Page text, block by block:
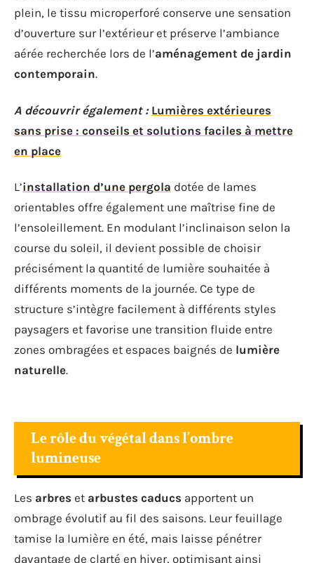
plein, le tissu microperforé conserve une sensation
d’ouverture sur l’extérieur et préserve l’ambiance
aérée recherchée lors de l’aménagement de jardin
contemporain.
A découvrir également : Lumières extérieures
sans prise : conseils et solutions faciles à mettre
en place
L’installation d’une pergola dotée de lames
orientables offre également une maîtrise fine de
l’ensoleillement. En modulant l’inclinaison selon la
course du soleil, il devient possible de choisir
précisément la quantité de lumière souhaitée à
différents moments de la journée. Ce type de
structure s’intègre facilement à différents styles
paysagers et favorise une transition fluide entre
zones ombragées et espaces baignés de lumière
naturelle.
Le rôle du végétal dans l’ombre
lumineuse
Les arbres et arbustes caducs apportent un
ombrage évolutif au fil des saisons. Leur feuillage
tamise la lumière en été, mais laisse pénétrer
davantage de clarté en hiver, optimisant ainsi